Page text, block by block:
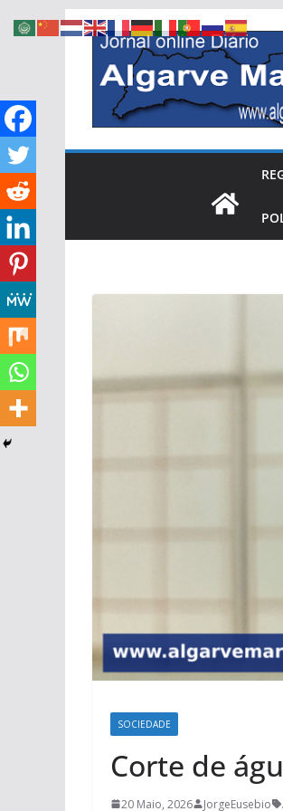
Skip
content
SOCIEDADE
Corte de
20 Maio, 2026 JorgeEusebio